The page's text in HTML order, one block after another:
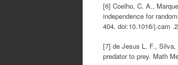
[6] Coelho, C. A.,
independence for
404. doi:10.1016/j.cam
[7] de Jesus L. F., Silva,
predator to prey. Math